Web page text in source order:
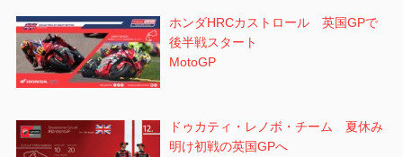
ホンダHRCカストロール 英国GPで
後半戦スタート
MotoGP
ドゥカティ・レノボ・チーム 夏休み
明け初戦の英国GPへ